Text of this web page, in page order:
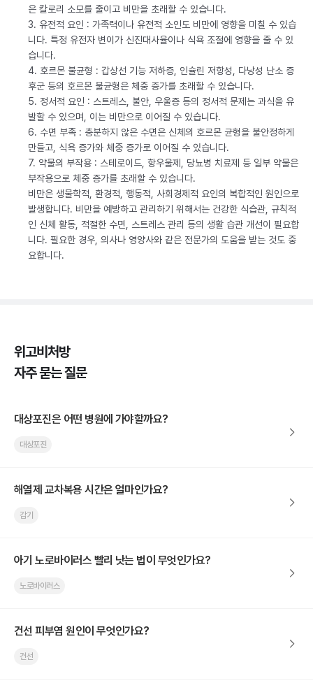
은 칼로리 소모를 줄이고 비만을 초래할 수 있습니다.
3. 유전적 요인 : 가족력이나 유전적 소인도 비만에 영향을 미칠 수 있습
니다. 특정 유전자 변이가 신진대사율이나 식욕 조절에 영향을 줄 수 있
습니다.
4. 호르몬 불균형 : 갑상선 기능 저하증, 인슐린 저항성, 다낭성 난소 증
후군 등의 호르몬 불균형은 체중 증가를 초래할 수 있습니다.
5. 정서적 요인 : 스트레스, 불안, 우울증 등의 정서적 문제는 과식을 유
발할 수 있으며, 이는 비만으로 이어질 수 있습니다.
6. 수면 부족 : 충분하지 않은 수면은 신체의 호르몬 균형을 불안정하게
만들고, 식욕 증가와 체중 증가로 이어질 수 있습니다.
7. 약물의 부작용 : 스테로이드, 항우울제, 당뇨병 치료제 등 일부 약물은
부작용으로 체중 증가를 초래할 수 있습니다.
비만은 생물학적, 환경적, 행동적, 사회경제적 요인의 복합적인 원인으로
발생합니다. 비만을 예방하고 관리하기 위해서는 건강한 식습관, 규칙적
인 신체 활동, 적절한 수면, 스트레스 관리 등의 생활 습관 개선이 필요합
니다. 필요한 경우, 의사나 영양사와 같은 전문가의 도움을 받는 것도 중
요합니다.
위고비처방
자주 묻는 질문
대상포진은 어떤 병원에 가야할까요?
대상포진
해열제 교차복용 시간은 얼마인가요?
감기
아기 노로바이러스 빨리 낫는 법이 무엇인가요?
노로바이러스
건선 피부염 원인이 무엇인가요?
건선